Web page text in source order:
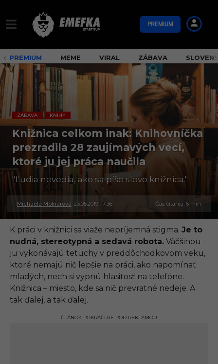
PREMIUM
PREMIUM MEME VIRAL ZÁBAVA
ZÁBAVA
,
KNIHY
Knižnica celkom inak: Knihovníčka
prezradila 28 zaujímavých vecí,
ktoré ju jej práca naučila
"Ľudia nevedia, ako sa píše slovo knižnica."
Michaela Molnárová 23.05.2019, 17:36
1
4
.
0
.
2
2
3
1
2
1
Čas čítania: 6 min
K práci v knižnici sa viaže nepríjemná stigma. Je to
nudná, stereotypná a sedavá robota. Väčšinou
ju vykonávajú tetuchy v preddôchodkovom veku,
ktoré nemajú nič lepšie na práci, ako napomínať
mladých, nech si vypnú hlasitosť na telefóne.
Knižnica – miesto, kde sa nič prevratné nedeje. A
tak ďalej, a tak ďalej.
ČLÁNOK POKRAČUJE POD REKLAMOU